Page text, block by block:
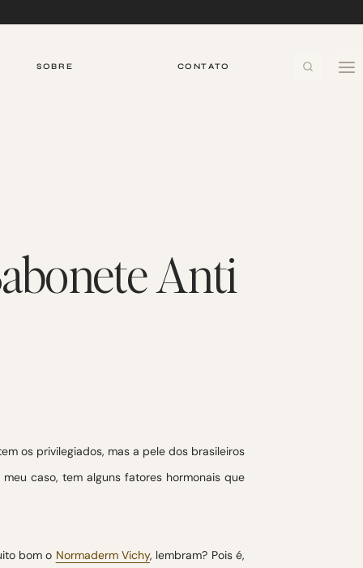
SOBRE CONTATO
Anti
os privilegiados, mas a pele dos brasileiros
caso, tem alguns fatores hormonais que
bom o Normaderm Vichy, lembram? Pois é,